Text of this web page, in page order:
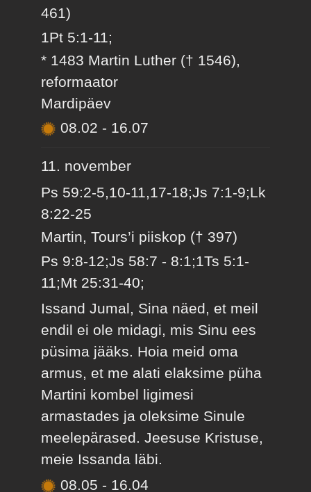
461)
1Pt 5:1-11;
* 1483 Martin Luther († 1546),
reformaator
Mardipäev
08.02 - 16.07
11. november
Ps 59:2-5,10-11,17-18;Js 7:1-9;Lk
8:22-25
Martin, Tours’i piiskop († 397)
Ps 9:8-12;Js 58:7 - 8:1;1Ts 5:1-
11;Mt 25:31-40;
Issand Jumal, Sina näed, et meil
endil ei ole midagi, mis Sinu ees
püsima jääks. Hoia meid oma
armus, et me alati elaksime püha
Martini kombel ligimesi
armastades ja oleksime Sinule
meelepärased. Jeesuse Kristuse,
meie Issanda läbi.
08.05 - 16.04